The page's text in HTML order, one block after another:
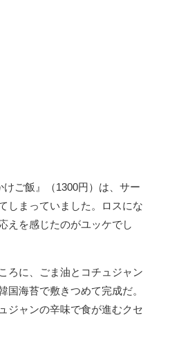
ご飯』（1300円）は、サー
しまっていました。ロスにな
えを感じたのがユッケでし
ろに、ごま油とコチュジャン
海苔で敷きつめて完成だ。
ジャンの辛味で食が進むクセ